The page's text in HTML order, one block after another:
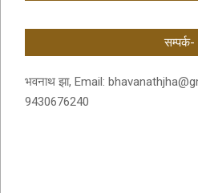
सम्पर्क-
भवनाथ झा, Email:
9430676240